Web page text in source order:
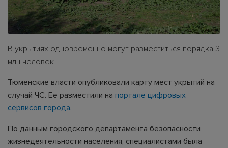
В укрытиях одновременно могут разместиться порядка 3
млн человек
Тюменские власти опубликовали карту мест укрытий на
случай ЧС. Ее разместили на портале цифровых
сервисов города.
По данным городского департамента безопасности
жизнедеятельности населения, специалистами была